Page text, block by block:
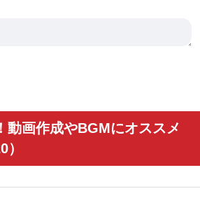
動画作成やBGMにオススメ